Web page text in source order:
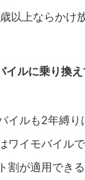
以上ならかけ
イルに乗り換
イルも2年縛り
ワイモバイル
割が適用できる